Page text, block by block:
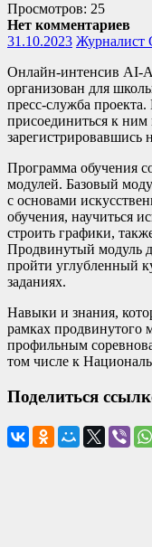
Просмотров: 25
Нет комментариев
31.10.2023 Журналист
Онлайн-интенсив AI-
организован для
пресс-служба
присоединиться к
зарегистрировавшись
Программа обучения
модулей. Базовый
с основами
обучения, научиться
строить графики,
Продвинутый модуль
пройти углубленный
заданиях.
Навыки и знания,
рамках продвинутого
профильным
том числе к
Поделиться